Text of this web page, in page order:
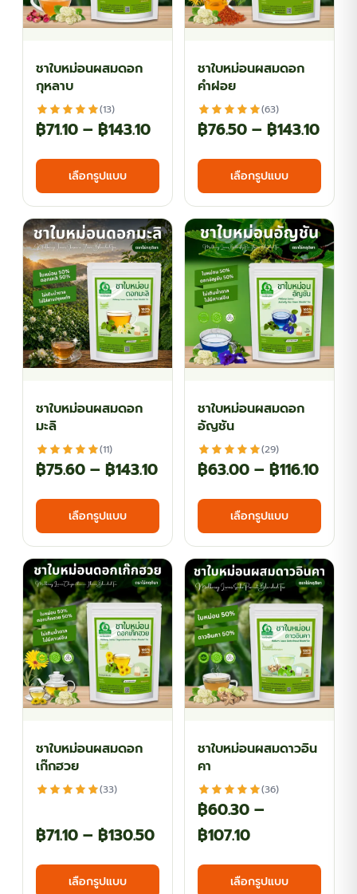
chosen
on
product
on
ชาใบหม่อนผสมดอก
กุหลาบ
(13)
฿71.10 – ฿143.10Price
range:
through
฿143.10
เลือกรูปแบบ
This
has
multiple
variants.
The
options
may
be
chosen
on
product
ชาใบหม่อนผสมดอก
คำฝอย
(63)
฿76.50 – ฿143.10Price
฿
เลือกรูปแบบ
This
has
The
may
be
on
ชาใบหม่อนผสมดอก
มะลิ
(11)
฿75.60 – ฿143.10Price
range:
through
฿143.10
เลือกรูปแบบ
This
has
multiple
variants.
The
options
may
be
chosen
on
product
ชาใบหม่อนผสมดอก
อัญชัน
(29)
฿63.00 – ฿116.10Price
฿
เลือกรูปแบบ
This
has
The
may
be
on
ชาใบหม่อนผสมดอก
เก๊กฮวย
(33)
฿71.10 – ฿130.50Price
range:
เลือกรูปแบบ
This
ชาใบหม่อนผสมดาวอิน
คา
(36)
฿60.30 –
฿107.10Price
range:
฿60.30
เลือกรูปแบบ
This